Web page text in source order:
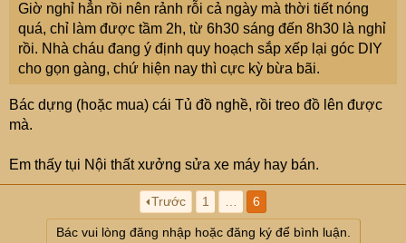
Giờ nghỉ hẳn rồi nên rảnh rỗi cả ngày mà thời tiết nóng
quá, chỉ làm được tầm 2h, từ 6h30 sáng đến 8h30 là nghỉ
rồi. Nhà cháu đang ý định quy hoạch sắp xếp lại góc DIY
cho gọn gàng, chứ hiện nay thì cực kỳ bừa bãi.
Bác dựng (hoặc mua) cái Tủ đồ nghề, rồi treo đồ lên được
mà.
Em thấy tụi Nội thất xưởng sửa xe máy hay bán.
Trước 1 … 6
Bác vui lòng đăng nhập hoặc đăng ký để bình luận.